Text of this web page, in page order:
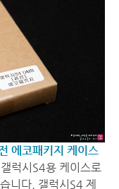
에코패키지 케이스
럭시S4용 케이스로
니다. 갤럭시S4 제